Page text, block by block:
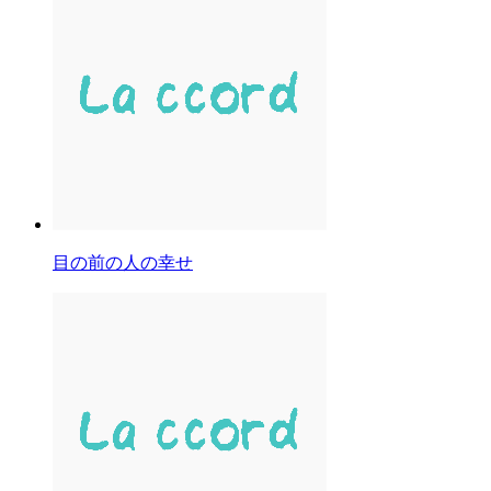
目の前の人の幸せ